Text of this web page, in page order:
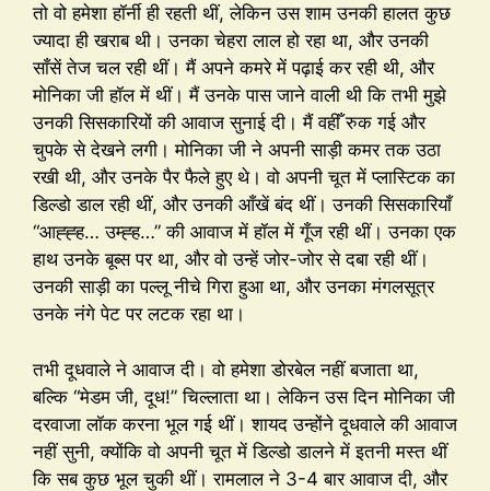
तो वो हमेशा हॉर्नी ही रहती थीं, लेकिन उस शाम उनकी हालत कुछ
ज्यादा ही खराब थी। उनका चेहरा लाल हो रहा था, और उनकी
साँसें तेज चल रही थीं। मैं अपने कमरे में पढ़ाई कर रही थी, और
मोनिका जी हॉल में थीं। मैं उनके पास जाने वाली थी कि तभी मुझे
उनकी सिसकारियों की आवाज सुनाई दी। मैं वहीँ रुक गई और
चुपके से देखने लगी। मोनिका जी ने अपनी साड़ी कमर तक उठा
रखी थी, और उनके पैर फैले हुए थे। वो अपनी चूत में प्लास्टिक का
डिल्डो डाल रही थीं, और उनकी आँखें बंद थीं। उनकी सिसकारियाँ
“आह्ह्ह… उम्ह्ह…” की आवाज में हॉल में गूँज रही थीं। उनका एक
हाथ उनके बूब्स पर था, और वो उन्हें जोर-जोर से दबा रही थीं।
उनकी साड़ी का पल्लू नीचे गिरा हुआ था, और उनका मंगलसूत्र
उनके नंगे पेट पर लटक रहा था।
तभी दूधवाले ने आवाज दी। वो हमेशा डोरबेल नहीं बजाता था,
बल्कि “मेडम जी, दूध!” चिल्लाता था। लेकिन उस दिन मोनिका जी
दरवाजा लॉक करना भूल गई थीं। शायद उन्होंने दूधवाले की आवाज
नहीं सुनी, क्योंकि वो अपनी चूत में डिल्डो डालने में इतनी मस्त थीं
कि सब कुछ भूल चुकी थीं। रामलाल ने 3-4 बार आवाज दी, और